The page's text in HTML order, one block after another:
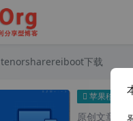
tenorsharereiboot下载
苹果移动
原创文章，